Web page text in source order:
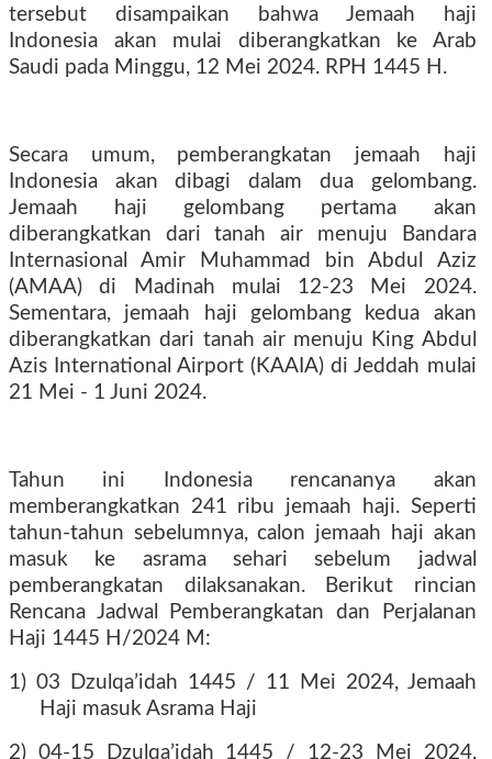
tersebut disampaikan bahwa Jemaah haji
Indonesia akan mulai diberangkatkan ke Arab
Saudi pada Minggu, 12 Mei 2024. RPH 1445 H.
Secara umum, pemberangkatan jemaah haji
Indonesia akan dibagi dalam dua gelombang.
Jemaah haji gelombang pertama akan
diberangkatkan dari tanah air menuju Bandara
Internasional Amir Muhammad bin Abdul Aziz
(AMAA) di Madinah mulai 12-23 Mei 2024.
Sementara, jemaah haji gelombang kedua akan
diberangkatkan dari tanah air menuju King Abdul
Azis International Airport (KAAIA) di Jeddah mulai
21 Mei - 1 Juni 2024.
Tahun ini Indonesia rencananya akan
memberangkatkan 241 ribu jemaah haji. Seperti
tahun-tahun sebelumnya, calon jemaah haji akan
masuk ke asrama sehari sebelum jadwal
pemberangkatan dilaksanakan. Berikut rincian
Rencana Jadwal Pemberangkatan dan Perjalanan
Haji 1445 H/2024 M:
1) 03 Dzulqa’idah 1445 / 11 Mei 2024, Jemaah
Haji masuk Asrama Haji
2) 04-15 Dzulqa’idah 1445 / 12-23 Mei 2024,